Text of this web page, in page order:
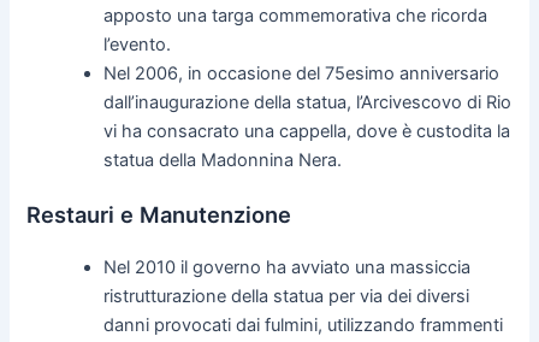
apposto una targa commemorativa che ricorda
l’evento.
Nel 2006, in occasione del 75esimo anniversario
dall’inaugurazione della statua, l’Arcivescovo di Rio
vi ha consacrato una cappella, dove è custodita la
statua della Madonnina Nera.
Restauri e Manutenzione
Nel 2010 il governo ha avviato una massiccia
ristrutturazione della statua per via dei diversi
danni provocati dai fulmini, utilizzando frammenti